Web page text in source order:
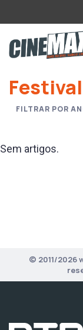
Saltar para o
FILTRAR POR
Sem artigos.
© 2011/2026